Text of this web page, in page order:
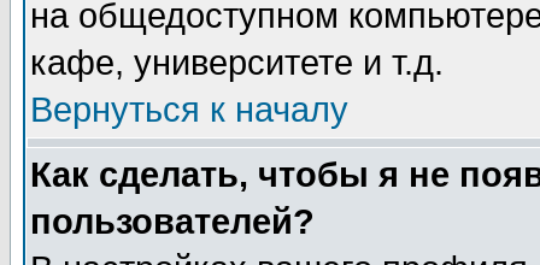
на общедоступном
кафе, университете и т.д.
Вернуться к началу
Как сделать, чтобы я не
пользователей?